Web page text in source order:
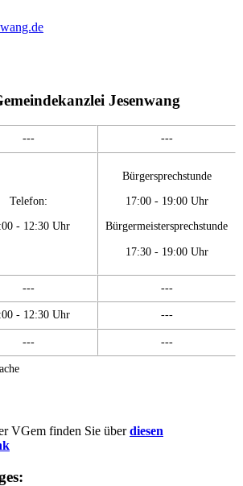
Jesenwang
--- ---
Telefon:
- 12:30 Uhr
Bürgersprechstunde
17:00 - 19:00 Uhr
Bürgermeistersprechstunde
17:30 - 19:00 Uhr
--- ---
- 12:30 Uhr ---
--- ---
VGem finden Sie überdiesen